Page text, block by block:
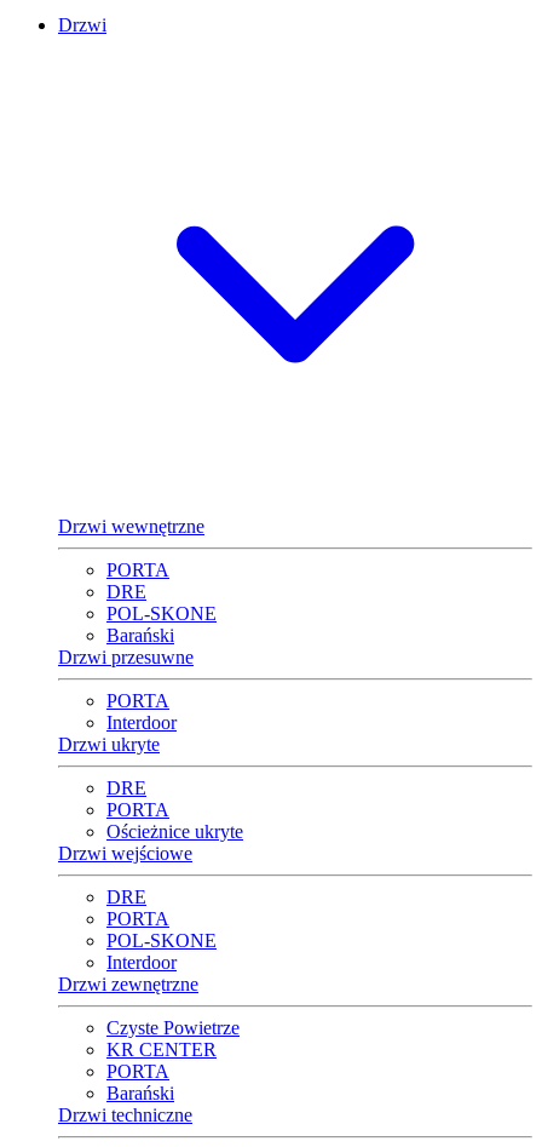
Drzwi
Drzwi wewnętrzne
PORTA
DRE
POL-SKONE
Barański
Drzwi przesuwne
PORTA
Interdoor
Drzwi ukryte
DRE
PORTA
Ościeżnice ukryte
Drzwi wejściowe
DRE
PORTA
POL-SKONE
Interdoor
Drzwi zewnętrzne
Czyste Powietrze
KR CENTER
PORTA
Barański
Drzwi techniczne